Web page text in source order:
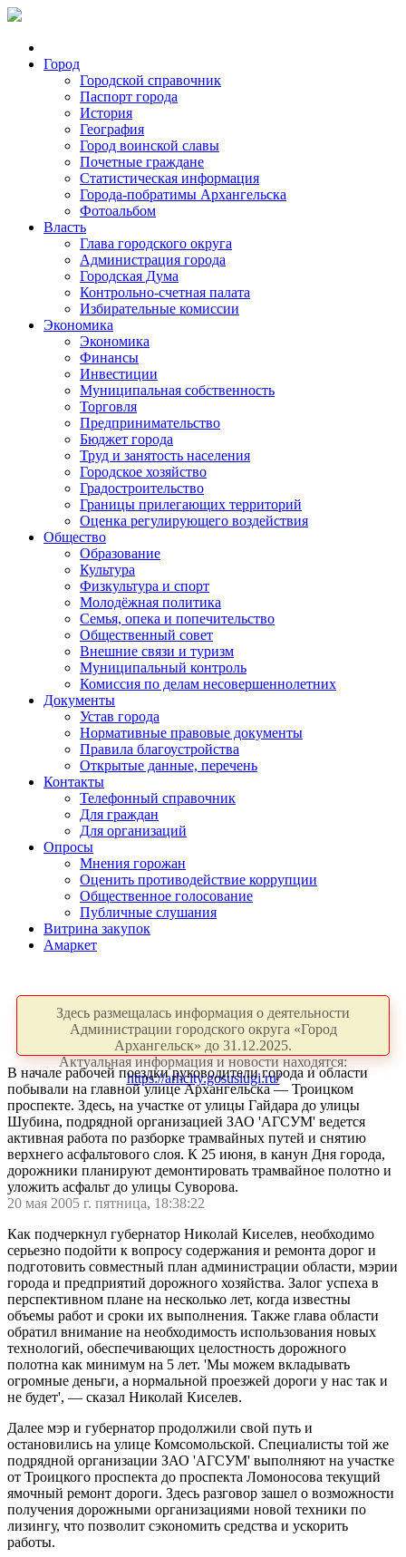
Город
Городской справочник
Паспорт города
История
География
Город воинской славы
Почетные граждане
Статистическая информация
Города-побратимы Архангельска
Фотоальбом
Власть
Глава городского округа
Администрация города
Городская Дума
Контрольно-счетная палата
Избирательные комиссии
Экономика
Экономика
Финансы
Инвестиции
Муниципальная собственность
Торговля
Предпринимательство
Бюджет города
Труд и занятость населения
Городское хозяйство
Градостроительство
Границы прилегающих территорий
Оценка регулирующего воздействия
Общество
Образование
Культура
Физкультура и спорт
Молодёжная политика
Семья, опека и попечительство
Общественный совет
Внешние связи и туризм
Муниципальный контроль
Комиссия по делам несовершеннолетних
Документы
Устав города
Нормативные правовые документы
Правила благоустройства
Открытые данные, перечень
Контакты
Телефонный справочник
Для граждан
Для организаций
Опросы
Мнения горожан
Оценить противодействие коррупции
Общественное голосование
Публичные слушания
Витрина закупок
Амаркет
Здесь размещалась информация о деятельности
Администрации городского округа «Город
Архангельск» до 31.12.2025.
Актуальная информация и новости находятся:
https://arhcity.gosuslugi.ru/
В начале рабочей поездки руководители города и области
побывали на главной улице Архангельска — Троицком
проспекте. Здесь, на участке от улицы Гайдара до улицы
Шубина, подрядной организацией ЗАО 'АГСУМ' ведется
активная работа по разборке трамвайных путей и снятию
верхнего асфальтового слоя. К 25 июня, в канун Дня города,
дорожники планируют демонтировать трамвайное полотно и
уложить асфальт до улицы Суворова.
20 мая 2005 г. пятница, 18:38:22
Как подчеркнул губернатор Николай Киселев, необходимо
серьезно подойти к вопросу содержания и ремонта дорог и
подготовить совместный план администрации области, мэрии
города и предприятий дорожного хозяйства. Залог успеха в
перспективном плане на несколько лет, когда известны
объемы работ и сроки их выполнения. Также глава области
обратил внимание на необходимость использования новых
технологий, обеспечивающих целостность дорожного
полотна как минимум на 5 лет. 'Мы можем вкладывать
огромные деньги, а нормальной проезжей дороги у нас так и
не будет', — сказал Николай Киселев.
Далее мэр и губернатор продолжили свой путь и
остановились на улице Комсомольской. Специалисты той же
подрядной организации ЗАО 'АГСУМ' выполняют на участке
от Троицкого проспекта до проспекта Ломоносова текущий
ямочный ремонт дороги. Здесь разговор зашел о возможности
получения дорожными организациями новой техники по
лизингу, что позволит сэкономить средства и ускорить
работы.